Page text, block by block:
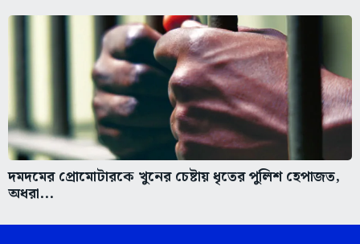
দমদমের প্রোমোটারকে খুনের চেষ্টায় ধৃতের পুলিশ হেপাজত,
অধরা...